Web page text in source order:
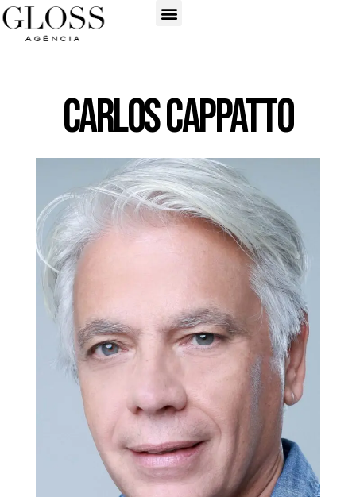
Carlos Cappatto